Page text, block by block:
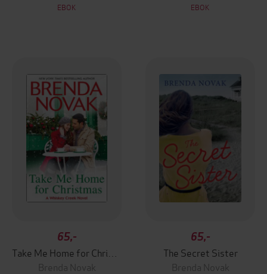
EBOK EBOK
65,-
Brenda Novak
65,-
The Secret Sister
Brenda Novak